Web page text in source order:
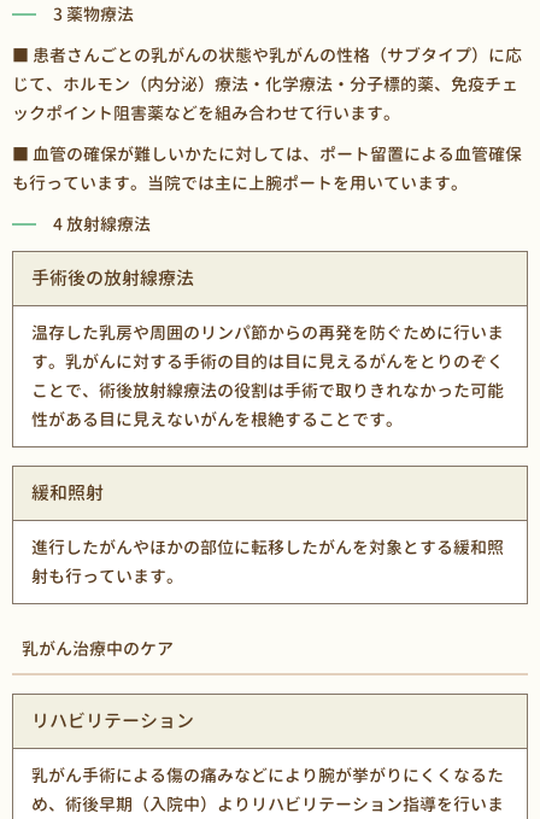
3 薬物療法
■ 患者さんごとの乳がんの状態や乳がんの性格（サブタイプ）に応
じて、ホルモン（内分泌）療法・化学療法・分子標的薬、免疫チェ
ックポイント阻害薬などを組み合わせて行います。
■ 血管の確保が難しいかたに対しては、ポート留置による血管確保
も行っています。当院では主に上腕ポートを用いています。
4 放射線療法
手術後の放射線療法
温存した乳房や周囲のリンパ節からの再発を防ぐために行いま
す。乳がんに対する手術の目的は目に見えるがんをとりのぞく
ことで、術後放射線療法の役割は手術で取りきれなかった可能
性がある目に見えないがんを根絶することです。
緩和照射
進行したがんやほかの部位に転移したがんを対象とする緩和照
射も行っています。
乳がん治療中のケア
リハビリテーション
乳がん手術による傷の痛みなどにより腕が挙がりにくくなるた
め、術後早期（入院中）よりリハビリテーション指導を行いま